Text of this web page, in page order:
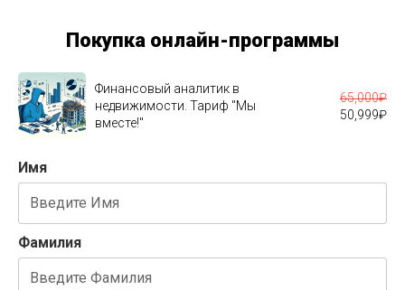
Покупка онлайн-программы
Финансовый аналитик в
недвижимости. Тариф "Мы
вместе!"
65,000₽
50,999₽
Имя
Фамилия